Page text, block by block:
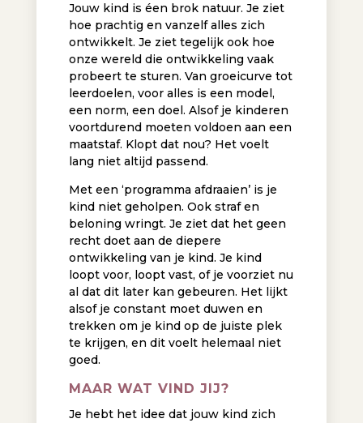
Jouw kind is éen brok natuur. Je ziet
hoe prachtig en vanzelf alles zich
ontwikkelt. Je ziet tegelijk ook hoe
onze wereld die ontwikkeling vaak
probeert te sturen. Van groeicurve tot
leerdoelen, voor alles is een model,
een norm, een doel. Alsof je kinderen
voortdurend moeten voldoen aan een
maatstaf. Klopt dat nou? Het voelt
lang niet altijd passend.
Met een ‘programma afdraaien’ is je
kind niet geholpen. Ook straf en
beloning wringt. Je ziet dat het geen
recht doet aan de diepere
ontwikkeling van je kind. Je kind
loopt voor, loopt vast, of je voorziet nu
al dat dit later kan gebeuren. Het lijkt
alsof je constant moet duwen en
trekken om je kind op de juiste plek
te krijgen, en dit voelt helemaal niet
goed.
MAAR WAT VIND JIJ?
Je hebt het idee dat jouw kind zich